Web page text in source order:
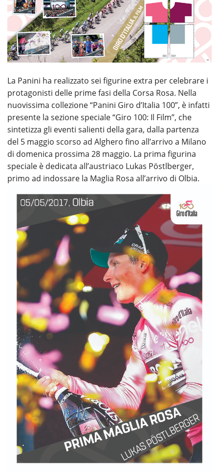
La Panini ha realizzato sei figurine extra per celebrare i
protagonisti delle prime fasi della Corsa Rosa. Nella
nuovissima collezione “Panini Giro d’Italia 100”, è infatti
presente la sezione speciale “Giro 100: Il Film”, che
sintetizza gli eventi salienti della gara, dalla partenza
del 5 maggio scorso ad Alghero fino all’arrivo a Milano
di domenica prossima 28 maggio. La prima figurina
speciale è dedicata all’austriaco Lukas Pöstlberger,
primo ad indossare la Maglia Rosa all’arrivo di Olbia.